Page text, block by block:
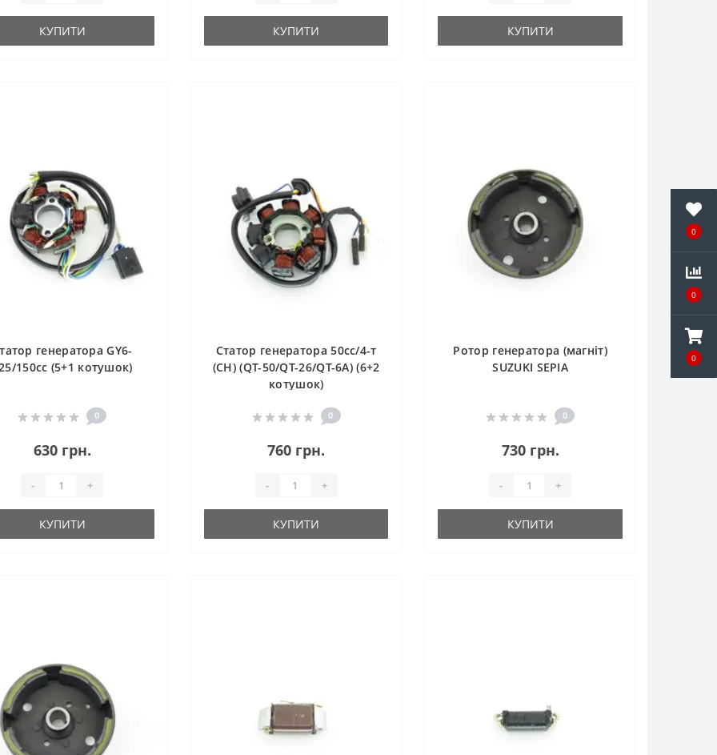
0
0
0
КУПИТИ КУПИТИ КУПИТИ
генератора GY6-
150cc (5+1 котушок)
0
630 грн.
- +
КУПИТИ
Статор генератора 50cc/4-т
(CH) (QT-50/QT-26/QT-6A) (6+2
котушок)
0
760 грн.
- +
КУПИТИ
Ротор генератора (магніт)
SUZUKI SEPIA
0
730 грн.
- +
КУПИТИ